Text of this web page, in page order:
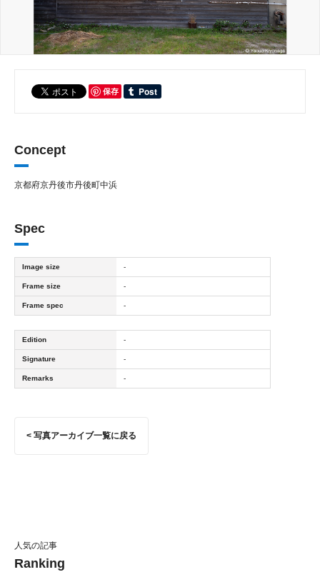
保存
Concept
京都府京丹後市丹後町中浜
Spec
Image size -
Frame size -
Frame spec -
Edition -
Signature -
Remarks -
< 写真アーカイブ一覧に戻る
人気の記事
Ranking